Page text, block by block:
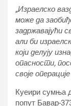
„Израелско
може да
задржавајући
али би
који делују
опасности,
своје
Куеири сумња
попут Бавар-